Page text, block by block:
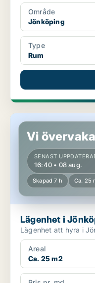
Område
Jönköping
Type
Rum
Lägenhet i Jönköping
Vi
SENAST
16:40 • 08 aug.
Skapad 7 h Ca. 25
Lägenhet i
Lägenhet att hyra i
Areal
Ca. 25 m2